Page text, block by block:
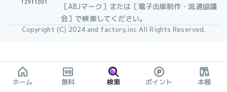
［ABJマーク］または［電子出版制作・流通協議
会］で検索してください。
Copyright (C) 2024 and factory,inc All Rights Reserved.
ホーム 無料 検索 ポイント 本棚